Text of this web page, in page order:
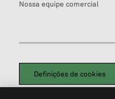
Nossa equipe comercial
Definições de cookies